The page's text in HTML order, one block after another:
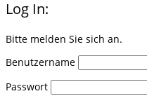
Log In:
Bitte melden Sie sich an.
Benutzername
Passwort